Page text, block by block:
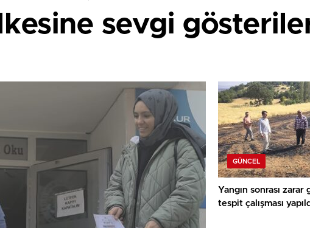
sevgi
GÜNCEL
Yangın sonrası
tespit çalışması